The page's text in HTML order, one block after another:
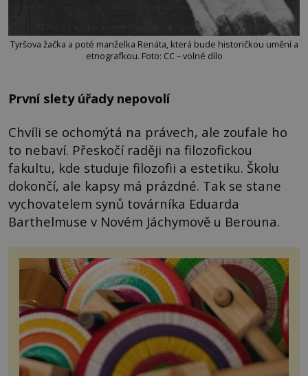
Tyršova žačka a poté manželka Renáta, která bude historičkou umění a
etnografkou. Foto: CC – volné dílo
První slety úřady nepovolí
Chvíli se ochomýtá na právech, ale zoufale ho
to nebaví. Přeskočí raději na filozofickou
fakultu, kde studuje filozofii a estetiku. Školu
dokončí, ale kapsy má prázdné. Tak se stane
vychovatelem synů továrníka Eduarda
Barthelmuse v Novém Jáchymově u Berouna.